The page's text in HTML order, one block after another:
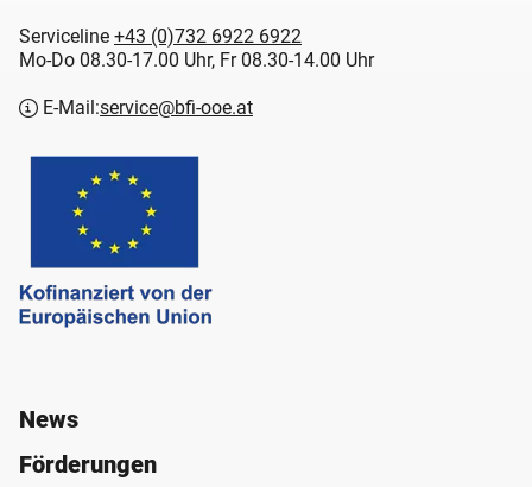
Serviceline +43 (0)732 6922 6922
Mo-Do 08.30-17.00 Uhr, Fr 08.30-14.00 Uhr
E-Mail:service@bfi-ooe.at
News
Förderungen